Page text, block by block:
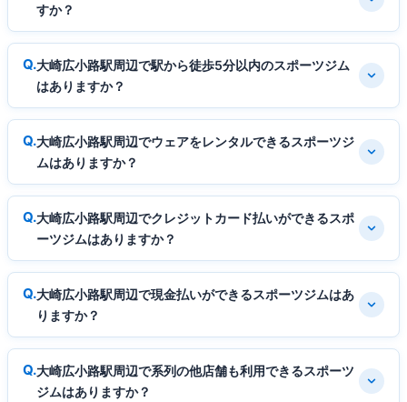
すか？
大崎広小路駅周辺で駅から徒歩5分以内のスポーツジム
はありますか？
大崎広小路駅周辺でウェアをレンタルできるスポーツジ
ムはありますか？
大崎広小路駅周辺でクレジットカード払いができるスポ
ーツジムはありますか？
大崎広小路駅周辺で現金払いができるスポーツジムはあ
りますか？
大崎広小路駅周辺で系列の他店舗も利用できるスポーツ
ジムはありますか？